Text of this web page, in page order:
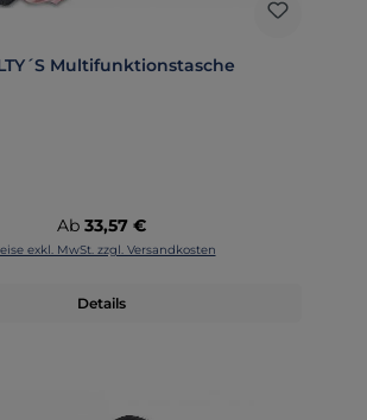
Multifunktionstasche
Regulärer Preis:
Ab 33,57 €
exkl. MwSt. zzgl. Versandkosten
Details